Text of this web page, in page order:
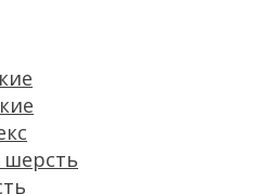
шерсть